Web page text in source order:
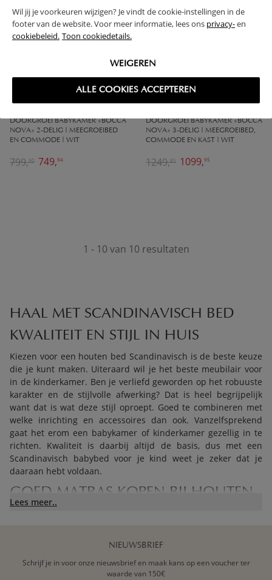
Wil jij je voorkeuren wijzigen? Je vindt de cookie-instellingen in de
footer van de website. Voor meer informatie, lees ons privacy-en
cookiebeleid. Toon cookiedetails.
WEIGEREN
ALLE COOKIES ACCEPTEREN
NIEUW
NOTIFY ME
DOORGROEI BABYKAMER «BOCCA
NOVA» 2-DELIG | MEEGROEIBED
EN COMMODE | WIT
749,94
799,90
NIEUW
NOTIFY ME
DOORGROEI BABYKAMER «BOCCA
NOVA» 3-DELIG | MEEGROEIBED,
COMMODE EN KAST | WIT
1099,95
1249,85
1 - 10 van 10 resultaten
HAAL MET SCANDINAVISCH BED
KWALITEIT EN STIJL IN HUIS
Kiezen voor een houten bed Scandinavisch is de beste keuze
die je kunt maken. Uiteraard wil je het beste meubilair voor
in de kinderkamer. Ben je verliefd geworden op het robuuste
karakter en de stijlvolle afwerking? Dat is heel begrijpelijk
want dat is wat deze stijl oproept. Goed te combineren met
welke inrichting en accessoires dan ook. Vanzelfsprekend
gaat het erom een babykamer of kinderkamer gezellig in te
richten. Kwaliteit is daarbij altijd de basis, dus met een
Scandinavisch babybed voor je kind weet je zeker dat je
daaraan hebt voldaan.
GOED MATRAS KOPEN BIJ HOUTEN
meubelstuk. Perfect te combineren met meubels in dezelfde
stijl of met tweedehandse meubels. Het blijft een eyecatcher,
en is natuurlijk het belangrijkste onderdeel van een gezellige
Lees meer..
NIEUWSBRIEF
Schrijf je in voor onze nieuwsbrief en maak kans op een voucher ter
waarde van 150€